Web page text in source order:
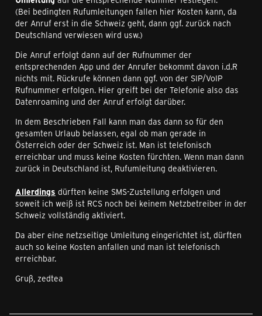
(Bei bedingten Rufumleitungen fallen hier Kosten kann, da
der Anruf erst in die Schweiz geht, dann ggf. zurück nach
Deutschland verwiesen wird usw.)
Die Anruf erfolgt dann auf der Rufnummer der
entsprechenden App und der Anrufer bekommt davon i.d.R
nichts mit. Rückrufe können dann ggf. von der SIP/VoIP
Rufnummer erfolgen. Hier greift bei der Telefonie also das
Datenroaming und der Anruf erfolgt darüber.
In dem Beschrieben Fall kann man das dann so für den
gesamten Urlaub belassen, egal ob man gerade in
Österreich oder der Schweiz ist. Man ist telefonisch
erreichbar und muss keine Kosten fürchten. Wenn man dann
zurück in Deutschland ist, Rufumleitung deaktivieren.
Allerdings dürften keine SMS-Zustellung erfolgen und
soweit ich weiß ist RCS noch bei keinem Netzbetreiber in der
Schweiz vollständig aktiviert.
Da aber eine netzseitige Umleitung eingerichtet ist, dürften
auch so keine Kosten anfallen und man ist telefonisch
erreichbar.
Gruß, zedtea